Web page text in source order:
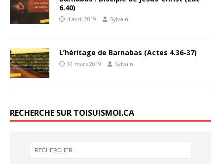
6.40)
4 avril 2019 Sylvain
L’héritage de Barnabas (Actes 4.36-37)
31 mars 2019 Sylvain
RECHERCHE SUR TOISUISMOI.CA